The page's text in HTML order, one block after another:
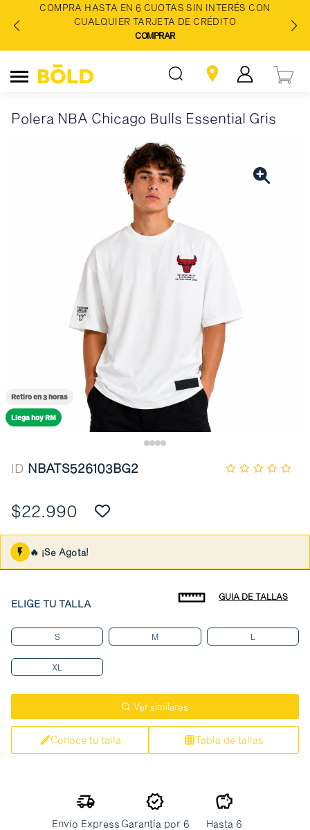
COMPRA HASTA EN 6 CUOTAS SIN INTERÉS CON
CUALQUIER TARJETA DE CRÉDITO
COMPRAR
Polera NBA Chicago Bulls Essential Gris
Retiro en 3 horas
Llega hoy RM
ID NBATS526103BG2
$22.990
🔥 ¡Se Agota!
ELIGE TU TALLA
GUIA DE TALLAS
S M L
XL
Ver similares
Conoce tu talla Tabla de tallas
Envío Express Garantía por 6
Hasta 6